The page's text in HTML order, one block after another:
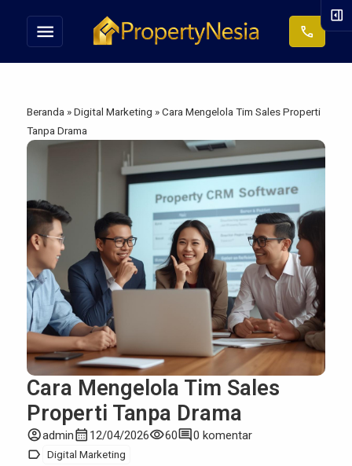
menu call
Beranda »Digital Marketing »Cara Mengelola Tim Sales Properti
Tanpa Drama
Cara Mengelola Tim Sales
Properti Tanpa Drama
account_circleadmincalendar_month 12/04/2026visibility60comment0 komentar
label Digital Marketing
right_panel_open